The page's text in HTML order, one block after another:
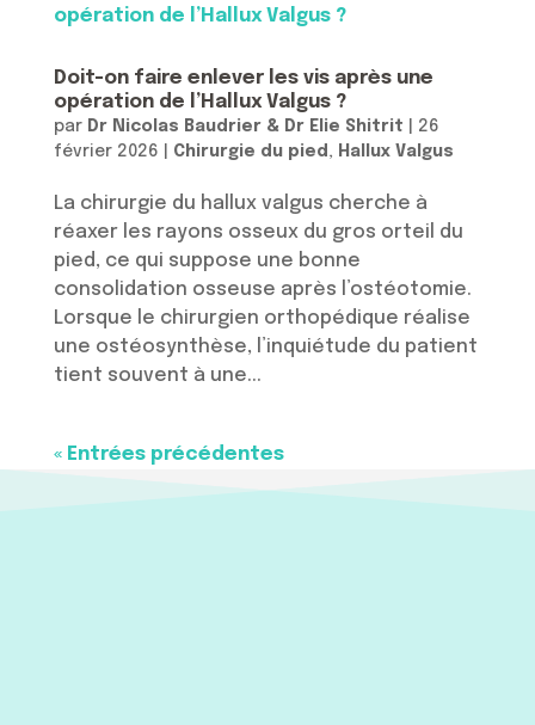
Doit-on faire enlever les vis après une
opération de l’Hallux Valgus ?
par Dr Nicolas Baudrier & Dr Elie Shitrit
26
février 2026
Chirurgie du pied , Hallux Valgus
La chirurgie du hallux valgus cherche à
réaxer les rayons osseux du gros orteil du
pied, ce qui suppose une bonne
consolidation osseuse après l’ostéotomie.
Lorsque le chirurgien orthopédique réalise
une ostéosynthèse, l’inquiétude du patient
tient souvent à une...
« Entrées précédentes